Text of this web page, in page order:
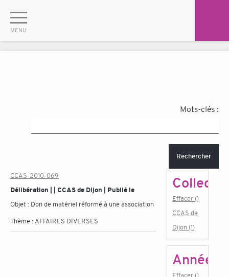
Mots-clés :
Rechercher
CCAS-2010-069
Délibération | | CCAS de Dijon | Publié le
Objet : Don de matériel réformé à une association
Thème : AFFAIRES DIVERSES
Effacer ()
CCAS de
Dijon (1)
Année
Effacer ()